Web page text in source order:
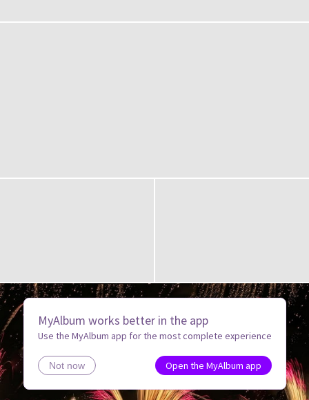
MyAlbum works better in the app
Use the MyAlbum app for the most complete experience
Not now Open the MyAlbum app